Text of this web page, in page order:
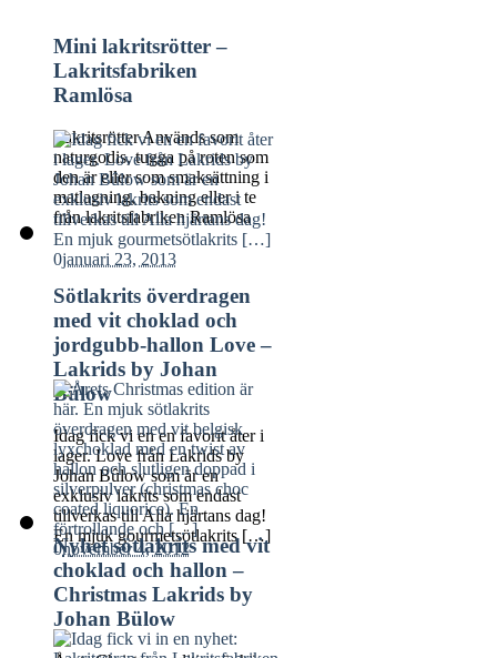
Mini lakritsrötter –
Lakritsfabriken
Ramlösa
Lakritsrötter Används som
naturgodis, tugga på roten som
den är eller som smaksättning i
matlagning, bakning eller i te
från lakritsfabriken Ramlösa
0januari 23, 2013
Sötlakrits överdragen
med vit choklad och
jordgubb-hallon Love –
Lakrids by Johan
Bülow
Idag fick vi en en favorit åter i
lager. Love från Lakrids by
Johan Bûlow som är en
exklusiv lakrits som endast
tillverkas till Alla hjärtans dag!
En mjuk gourmetsötlakrits […]
0november 4, 2012
Nyhet sötlakrits med vit
choklad och hallon –
Christmas Lakrids by
Johan Bülow